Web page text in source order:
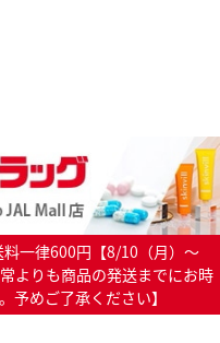
一律600円【8/10（月）～
よりも商品の発送までにお時
予めご了承ください】